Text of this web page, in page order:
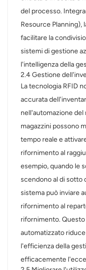
del processo.
Resource Planning),
facilitare la
sistemi di gestione
l'intelligenza della
2.4 Gestione
La tecnologia RFID
accurata
nell'automazione del
magazzini possono
tempo reale e
rifornimento al
esempio, quando le
scendono al di sotto
sistema può inviare
rifornimento al
rifornimento.
automatizzato
l'efficienza della
efficacemente